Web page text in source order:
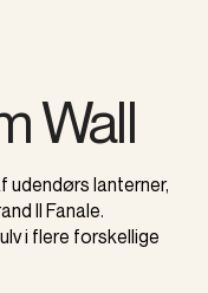
Wall
udendørs lanterner,
Il Fanale.
i flere forskellige